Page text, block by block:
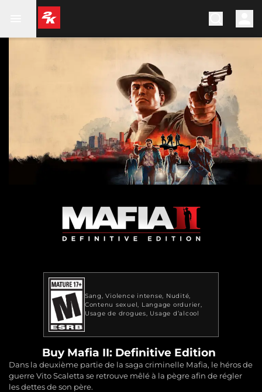
Sang Violence intense Nudité
Contenu sexuel Langage ordurier
Usage de drogues
Usage d’alcool
Buy Mafia II: Definitive Edition
Dans la deuxième partie de la saga criminelle Mafia, le héros de
guerre Vito Scaletta se retrouve mêlé à la pègre afin de régler
les dettes de son père.